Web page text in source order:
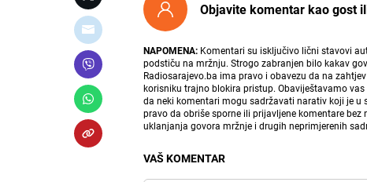
Objavite komentar kao gost
NAPOMENA: Komentari su isključivo lični stavovi
podstiču na mržnju. Strogo zabranjen bilo kakav
Radiosarajevo.ba ima pravo i obavezu da na
korisniku trajno blokira pristup. Obaviještavamo
da neki komentari mogu sadržavati narativ koji je
pravo da obriše sporne ili prijavljene komentare
uklanjanja govora mržnje i drugih neprimjerenih
VAŠ KOMENTAR